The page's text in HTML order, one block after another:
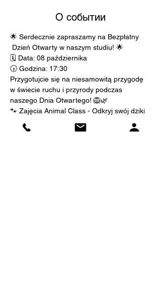
О событии
🌟 Serdecznie zapraszamy na Bezpłatny
Dzień Otwarty w naszym studiu! 🌟
🗓️ Data: 08 października
🕟 Godzina: 17:30
Przygotujcie się na niesamowitą przygodę
w świecie ruchu i przyrody podczas
naszego Dnia Otwartego! 🦁🌿
🐾 Zajęcia Animal Class - Odkryj swój dziki
potencjał! 🐾
Animal Class to wyjątkowa praktyka, która